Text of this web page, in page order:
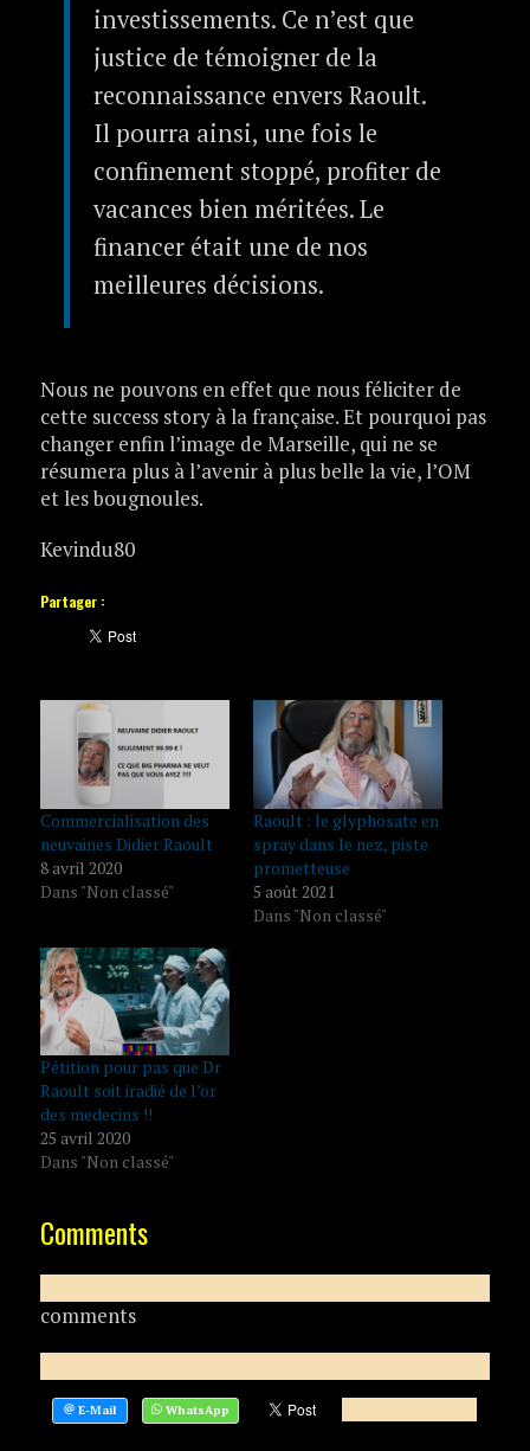
investissements. Ce n’est que
justice de témoigner de la
reconnaissance envers Raoult.
Il pourra ainsi, une fois le
confinement stoppé, profiter de
vacances bien méritées. Le
financer était une de nos
meilleures décisions.
Nous ne pouvons en effet que nous féliciter de
cette success story à la française. Et pourquoi pas
changer enfin l’image de Marseille, qui ne se
résumera plus à l’avenir à plus belle la vie, l’OM
et les bougnoules.
Kevindu80
Partager :
Commercialisation des
neuvaines Didier Raoult
8 avril 2020
Dans "Non classé"
Raoult : le glyphosate en
spray dans le nez, piste
prometteuse
5 août 2021
Dans "Non classé"
Pétition pour pas que Dr
Raoult soit iradié de l’or
des medecins !!
25 avril 2020
Dans "Non classé"
Comments
comments